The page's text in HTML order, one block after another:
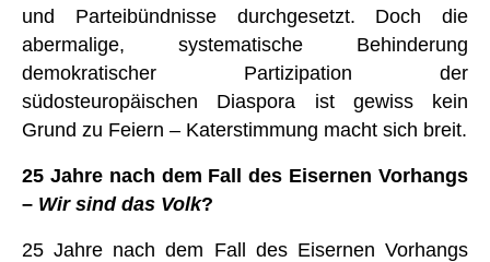
und Parteibündnisse durchgesetzt. Doch die
abermalige, systematische Behinderung
demokratischer Partizipation der
südosteuropäischen Diaspora ist gewiss kein
Grund zu Feiern – Katerstimmung macht sich breit.
25 Jahre nach dem Fall des Eisernen Vorhangs
– Wir sind das Volk?
25 Jahre nach dem Fall des Eisernen Vorhangs